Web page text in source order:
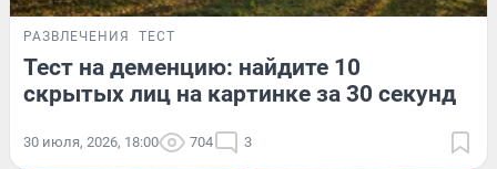
РАЗВЛЕЧЕНИЯ ТЕСТ
Тест на деменцию: найдите 10
скрытых лиц на картинке за 30 секунд
30 июля, 2026, 18:00 704 3